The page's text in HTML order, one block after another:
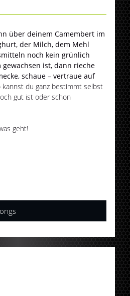
über deinem Camembert im
der Milch, dem Mehl
noch kein grünlich
gewachsen ist, dann rieche
schaue – vertraue auf
kannst du ganz bestimmt selbst
gut ist oder schon
geht!